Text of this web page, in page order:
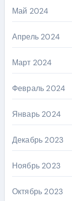
Май 2024
Апрель 2024
Март 2024
Февраль 2024
Январь 2024
Декабрь 2023
Ноябрь 2023
Октябрь 2023